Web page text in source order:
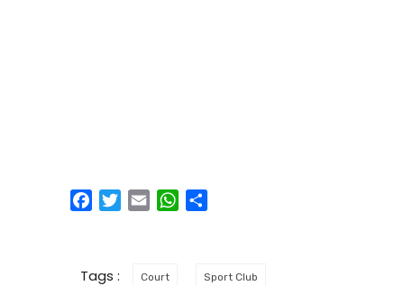
FacebookTwitter
Email WhatsApp
Tags : Court Sport Club